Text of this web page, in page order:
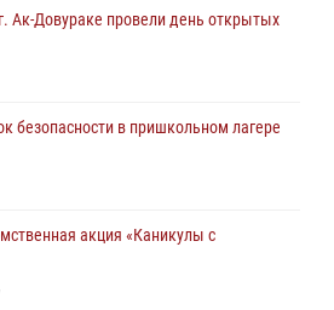
Ак-Довураке провели день открытых
безопасности в пришкольном лагере
акция «Каникулы с